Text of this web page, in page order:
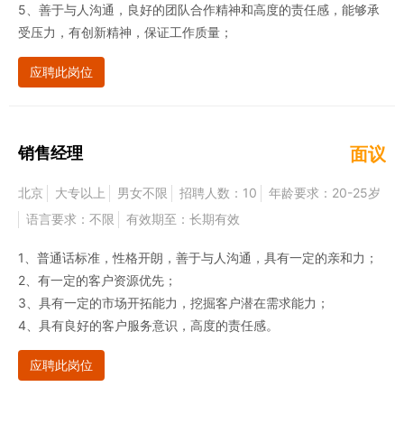
5、善于与人沟通，良好的团队合作精神和高度的责任感，能够承
受压力，有创新精神，保证工作质量；
应聘此岗位
销售经理 面议
北京 大专以上 男女不限 招聘人数：10
年龄要求：20-25岁
语言要求：不限
有效期至：长期有效
1、普通话标准，性格开朗，善于与人沟通，具有一定的亲和力；
2、有一定的客户资源优先；
3、具有一定的市场开拓能力，挖掘客户潜在需求能力；
4、具有良好的客户服务意识，高度的责任感。
应聘此岗位